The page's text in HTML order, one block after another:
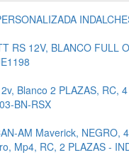
RS 12V, BLANCO FULL
Blanco 2 PLAZAS, RC,
BN-RSX
AM Maverick, NEGRO,
Mp4, RC, 2 PLAZAS -